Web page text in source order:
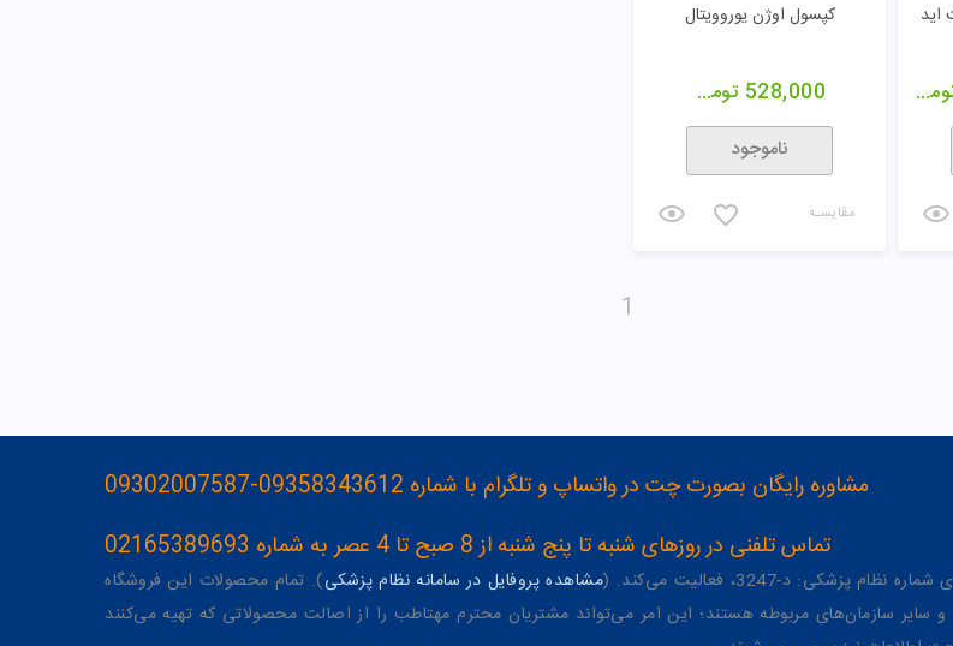
کپسول اوژن یوروویتال
528,000 تومان
ناموجود
مقایسـه
1
مشاوره رایگان بصورت چت در واتساپ و تلگرام با شماره 09358343612-09302007587
تماس تلفنی در روزهای شنبه تا پنج شنبه از 8 صبح تا 4 عصر به شماره 02165389693
د-3247، فعالیت می‌کند. ( مشاهده پروفایل در سامانه نظام پزشکی). تمام محصولات این فروشگاه
سازمان‌های مربوطه هستند؛ این امر می‌تواند مشتریان محترم مهتاطب را از اصالت محصولاتی که تهیه می‌کنند